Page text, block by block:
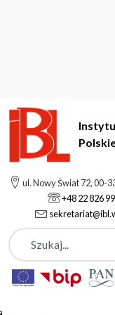
ul. Nowy Świat 72, 00-
+48 22 826
Szukaj
Instytut Badań
Jurij